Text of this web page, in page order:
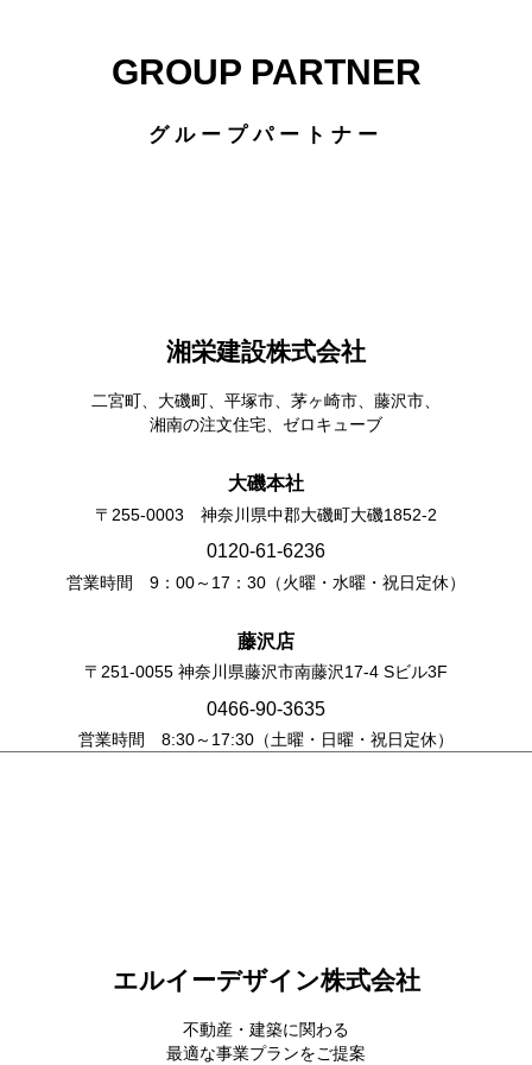
GROUP PARTNER
グループパートナー
湘栄建設株式会社
二宮町、大磯町、平塚市、茅ヶ崎市、藤沢市、
湘南の注文住宅、ゼロキューブ
大磯本社
〒255-0003 神奈川県中郡大磯町大磯1852-2
0120-61-6236
営業時間 9：00～17：30（火曜・水曜・祝日定休）
藤沢店
〒251-0055 神奈川県藤沢市南藤沢17-4 Sビル3F
0466-90-3635
営業時間 8:30～17:30（土曜・日曜・祝日定休）
エルイーデザイン株式会社
不動産・建築に関わる
最適な事業プランをご提案